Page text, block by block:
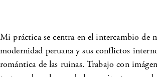
Mi práctica se centra en el intercambio de
modernidad peruana y sus conflictos
romántica de las ruinas. Trabajo con